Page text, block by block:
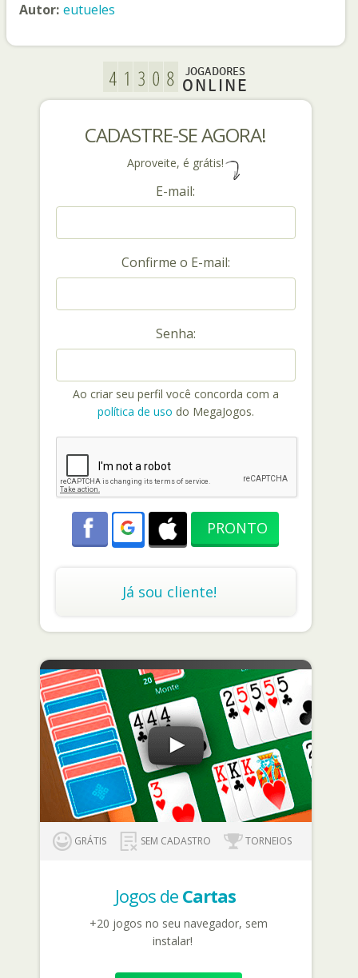
Autor: eutueles
JOGADORES
ONLINE
CADASTRE-SE AGORA!
Aproveite, é grátis!
E-mail:
Confirme o E-mail:
Senha:
Ao criar seu perfil você concorda com a
política de uso do MegaJogos.
Já sou cliente!
GRÁTIS SEM CADASTRO TORNEIOS
Jogos de Cartas
+20 jogos no seu navegador, sem
instalar!